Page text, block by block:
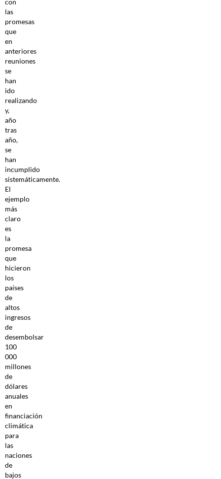
con
las
promesas
que
en
anteriores
reuniones
se
han
ido
realizando
y,
año
tras
año,
se
han
incumplido
sistemáticamente.
El
ejemplo
más
claro
es
la
promesa
que
hicieron
los
países
de
altos
ingresos
de
desembolsar
100
000
millones
de
dólares
anuales
en
financiación
climática
para
las
naciones
de
bajos